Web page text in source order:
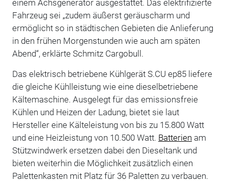
einem Achsgenerator ausgestattet. Das elektrifizierte
Fahrzeug sei „zudem äußerst geräuscharm und
ermöglicht so in städtischen Gebieten die Anlieferung
in den frühen Morgenstunden wie auch am späten
Abend“, erklärte Schmitz Cargobull.
Das elektrisch betriebene Kühlgerät S.CU ep85 liefere
die gleiche Kühlleistung wie eine dieselbetriebene
Kältemaschine. Ausgelegt für das emissionsfreie
Kühlen und Heizen der Ladung, bietet sie laut
Hersteller eine Kälteleistung von bis zu 15.800 Watt
und eine Heizleistung von 10.500 Watt. Batterien am
Stützwindwerk ersetzen dabei den Dieseltank und
bieten weiterhin die Möglichkeit zusätzlich einen
Palettenkasten mit Platz für 36 Paletten zu verbauen.